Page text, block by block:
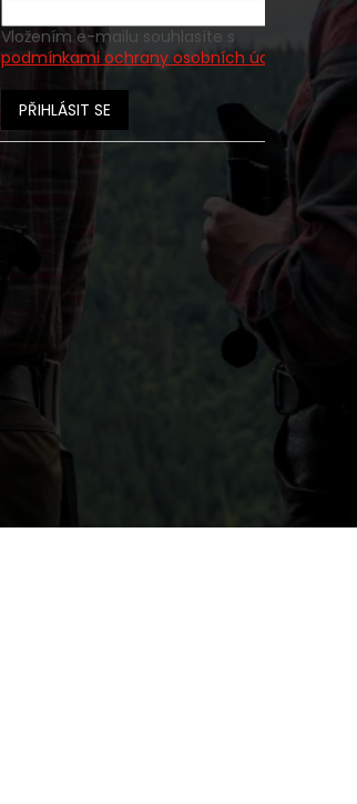
Vložením e-mailu souhlasíte s
podmínkami ochrany osobních údajů
PŘIHLÁSIT SE